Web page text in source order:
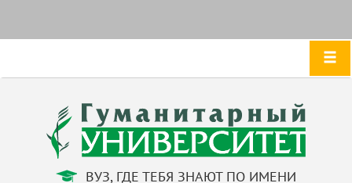
ВУЗ, ГДЕ ТЕБЯ ЗНАЮТ ПО ИМЕНИ